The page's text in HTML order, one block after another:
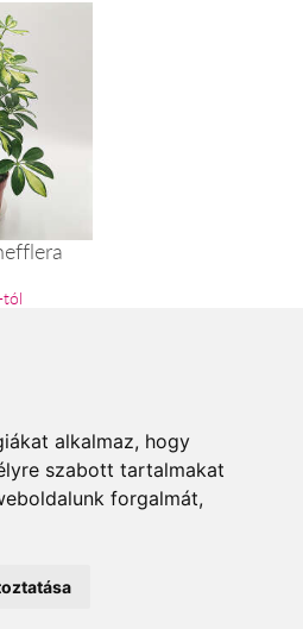
alkalmaz, hogy
szabott tartalmakat
forgalmát,